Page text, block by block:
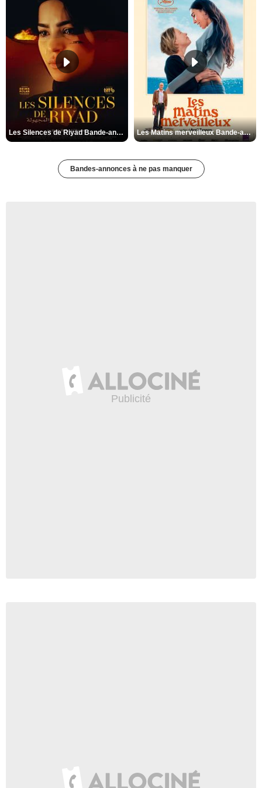
Les Silences de Riyad Bande-annonce VO STFR Les Matins merveilleux Bande-annonce VF
Bandes-annonces à ne pas manquer